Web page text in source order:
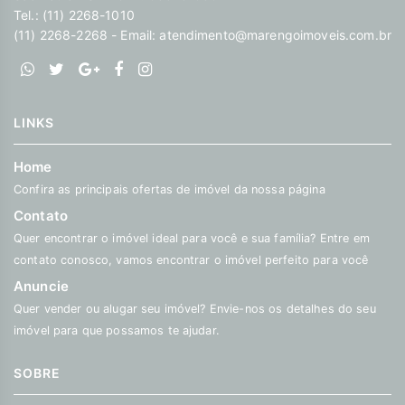
Tel.: (11) 2268-1010
(11) 2268-2268 - Email: atendimento@marengoimoveis.com.br
LINKS
Home
Confira as principais ofertas de imóvel da nossa página
Contato
Quer encontrar o imóvel ideal para você e sua família? Entre em
contato conosco, vamos encontrar o imóvel perfeito para você
Anuncie
Quer vender ou alugar seu imóvel? Envie-nos os detalhes do seu
imóvel para que possamos te ajudar.
SOBRE